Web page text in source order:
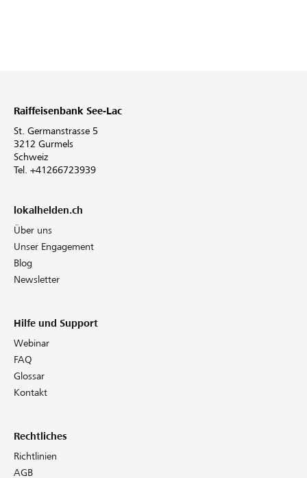
Raiffeisenbank See-Lac
St. Germanstrasse 5
3212 Gurmels
Schweiz
Tel. +41266723939
lokalhelden.ch
Über uns
Unser Engagement
Blog
Newsletter
Hilfe und Support
Webinar
FAQ
Glossar
Kontakt
Rechtliches
Richtlinien
AGB